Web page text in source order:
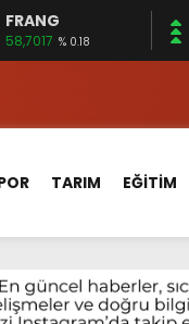
FRANG
58,7017 % 0.18
TARIM EĞİTİM